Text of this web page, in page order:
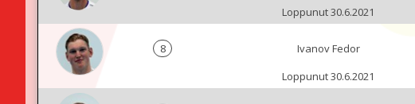
Loppunut 30.6.2021
8
Ivanov Fedor
Loppunut 30.6.2021